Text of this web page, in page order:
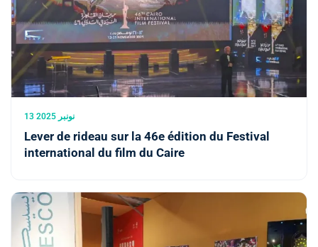
13 نونبر 2025
Lever de rideau sur la 46e édition du Festival
international du film du Caire